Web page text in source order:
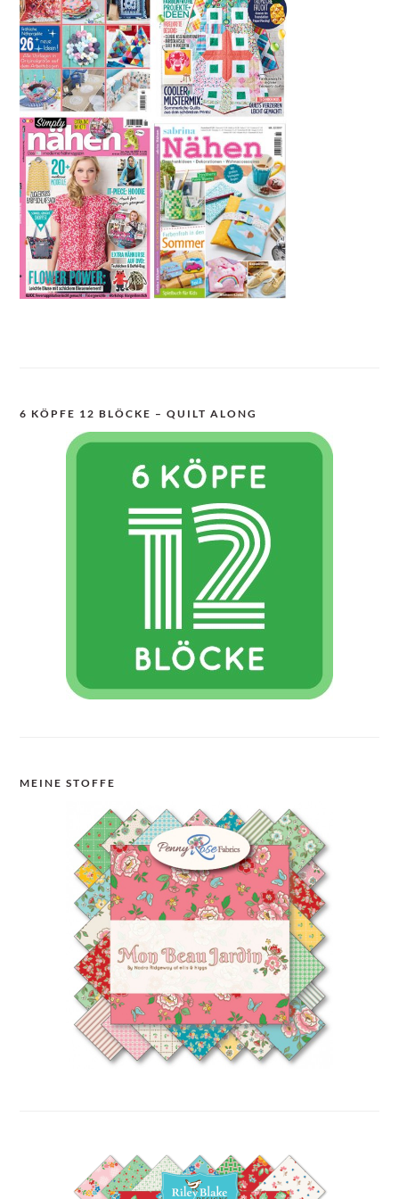
6 KÖPFE 12 BLÖCKE – QUILT ALONG
MEINE STOFFE